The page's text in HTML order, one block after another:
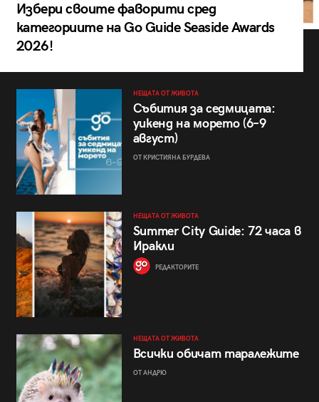
Избери своите фаворити сред
категориите на Go Guide Seaside Awards
2026!
НЕЩАТА ОТ ЖИВОТА
Събития за седмицата:
уикенд на морето (6–9
август)
ОТ КРИСТИЯНА БУРДЕВА
НЕЩАТА ОТ ЖИВОТА
Summer City Guide: 72 часа в
Иракли
РЕДАКТОРИТЕ
НЕЩАТА ОТ ЖИВОТА
Всички обичат таралежите
ОТ АНДРЮ